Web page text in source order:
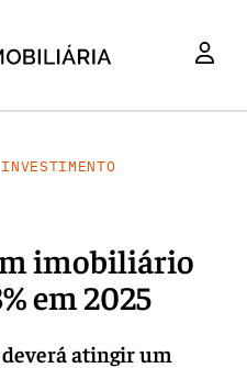
INVESTIMENTO
imobiliário
em 2025
atingir um